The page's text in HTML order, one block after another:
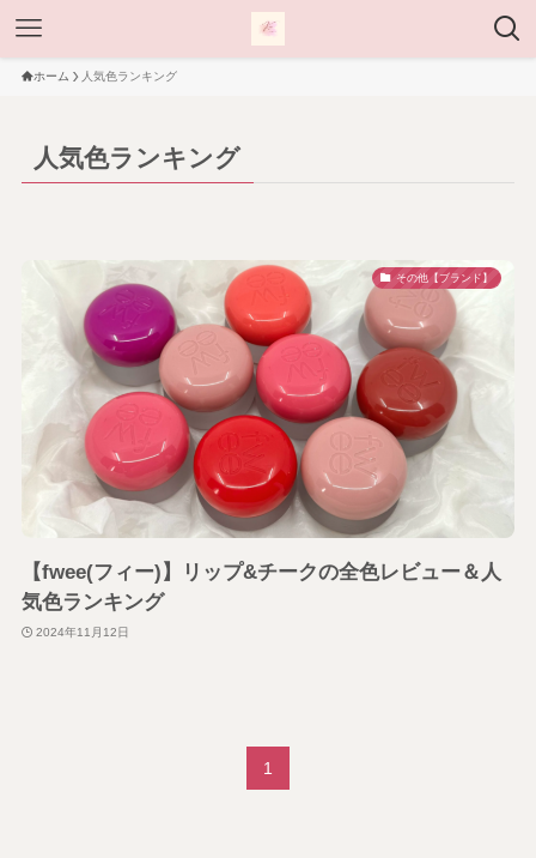
ホーム 人気色ランキング
人気色ランキング
その他【ブランド】
【fwee(フィー)】リップ&チークの全色レビュー＆人
気色ランキング
2024年11月12日
1